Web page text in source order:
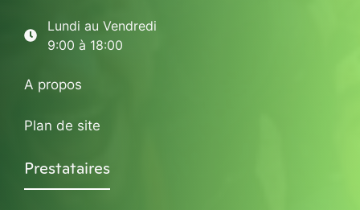
Lundi au Vendredi
9:00 à 18:00
A propos
Plan de site
Prestataires